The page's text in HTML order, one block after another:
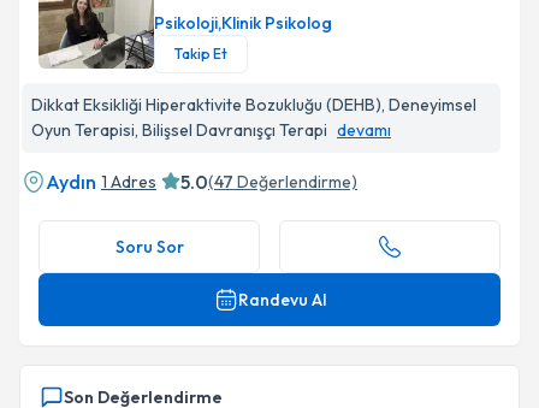
Psikoloji,Klinik Psikolog
Takip Et
Dikkat Eksikliği Hiperaktivite Bozukluğu (DEHB), Deneyimsel
Oyun Terapisi, Bilişsel Davranışçı Terapi devamı
Aydın 1 Adres 5.0(47 Değerlendirme)
Soru Sor
Randevu Al
Son Değerlendirme